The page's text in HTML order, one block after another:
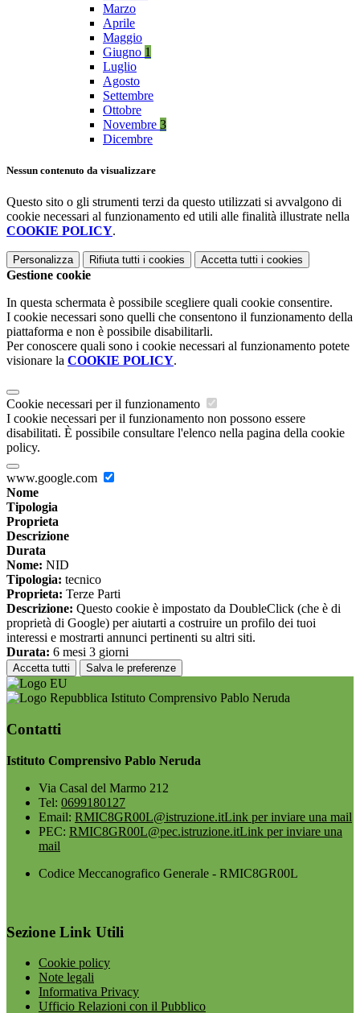
Marzo
Aprile
Maggio
Giugno 1
Luglio
Agosto
Settembre
Ottobre
Novembre 3
Dicembre
Nessun contenuto da visualizzare
Questo sito o gli strumenti terzi da questo utilizzati si avvalgono di
cookie necessari al funzionamento ed utili alle finalità illustrate nella
COOKIE POLICY.
Personalizza Rifiuta tutti i cookies Accetta tutti i cookies
Gestione cookie
In questa schermata è possibile scegliere quali cookie consentire.
I cookie necessari sono quelli che consentono il funzionamento della
piattaforma e non è possibile disabilitarli.
Per conoscere quali sono i cookie necessari al funzionamento potete
visionare la COOKIE POLICY.
Cookie necessari per il funzionamento
I cookie necessari per il funzionamento non possono essere
disabilitati. È possibile consultare l'elenco nella pagina della cookie
policy.
www.google.com
Nome
Tipologia
Proprieta
Descrizione
Durata
Nome: NID
Tipologia: tecnico
Proprieta: Terze Parti
Descrizione: Questo cookie è impostato da DoubleClick (che è di
proprietà di Google) per aiutarti a costruire un profilo dei tuoi
interessi e mostrarti annunci pertinenti su altri siti.
Durata: 6 mesi 3 giorni
Accetta tutti Salva le preferenze
Istituto Comprensivo Pablo Neruda
Contatti
Istituto Comprensivo Pablo Neruda
Via Casal del Marmo 212
Tel: 0699180127
Email: RMIC8GR00L@istruzione.itLink per inviare una mail
PEC: RMIC8GR00L@pec.istruzione.itLink per inviare una
mail
Codice Meccanografico Generale - RMIC8GR00L
Sezione Link Utili
Cookie policy
Note legali
Informativa Privacy
Ufficio Relazioni con il Pubblico